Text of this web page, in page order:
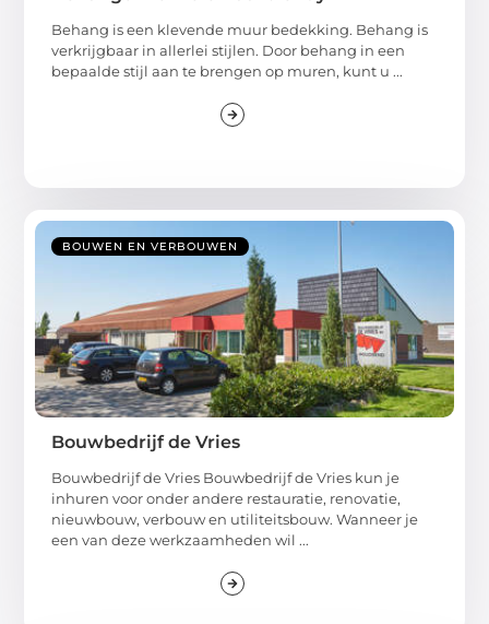
Behang is een klevende muur bedekking. Behang is
verkrijgbaar in allerlei stijlen. Door behang in een
bepaalde stijl aan te brengen op muren, kunt u ...
BOUWEN EN VERBOUWEN
Bouwbedrijf de Vries
Bouwbedrijf de Vries Bouwbedrijf de Vries kun je
inhuren voor onder andere restauratie, renovatie,
nieuwbouw, verbouw en utiliteitsbouw. Wanneer je
een van deze werkzaamheden wil ...